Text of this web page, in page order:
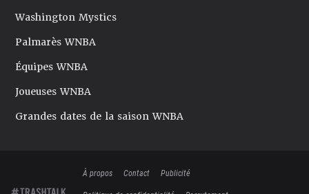
Washington Mystics
Palmarès WNBA
Équipes WNBA
Joueuses WNBA
Grandes dates de la saison WNBA
À propos Contact
Publicité